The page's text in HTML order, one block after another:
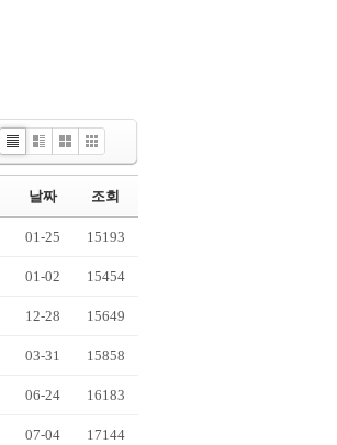
List WebzineGalleryPicture
날짜 조회
01-25 15193
01-02 15454
12-28 15649
03-31 15858
06-24 16183
07-04 17144